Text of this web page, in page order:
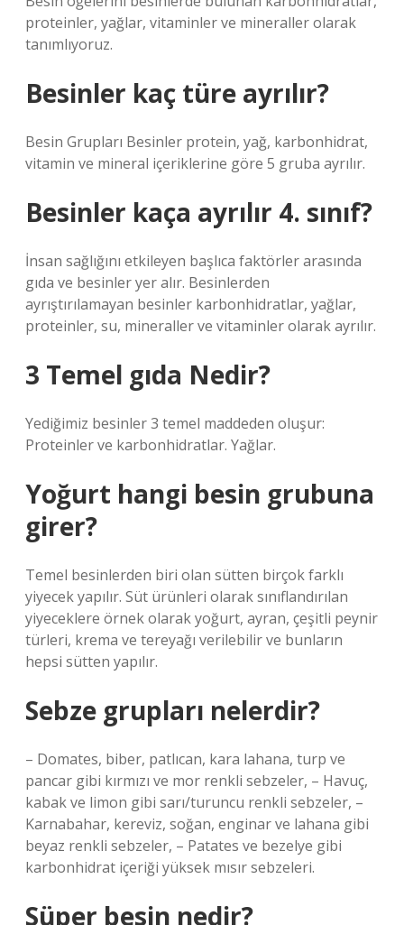
proteinler, yağlar, vitaminler ve mineraller olarak
tanımlıyoruz.
Besinler kaç türe ayrılır?
Besin Grupları Besinler protein, yağ, karbonhidrat,
vitamin ve mineral içeriklerine göre 5 gruba ayrılır.
Besinler kaça ayrılır 4. sınıf?
İnsan sağlığını etkileyen başlıca faktörler arasında
gıda ve besinler yer alır. Besinlerden
ayrıştırılamayan besinler karbonhidratlar, yağlar,
proteinler, su, mineraller ve vitaminler olarak ayrılır.
3 Temel gıda Nedir?
Yediğimiz besinler 3 temel maddeden oluşur:
Proteinler ve karbonhidratlar. Yağlar.
Yoğurt hangi besin grubuna
girer?
Temel besinlerden biri olan sütten birçok farklı
yiyecek yapılır. Süt ürünleri olarak sınıflandırılan
yiyeceklere örnek olarak yoğurt, ayran, çeşitli peynir
türleri, krema ve tereyağı verilebilir ve bunların
hepsi sütten yapılır.
Sebze grupları nelerdir?
– Domates, biber, patlıcan, kara lahana, turp ve
pancar gibi kırmızı ve mor renkli sebzeler, – Havuç,
kabak ve limon gibi sarı/turuncu renkli sebzeler, –
Karnabahar, kereviz, soğan, enginar ve lahana gibi
beyaz renkli sebzeler, – Patates ve bezelye gibi
karbonhidrat içeriği yüksek mısır sebzeleri.
Süper besin nedir?